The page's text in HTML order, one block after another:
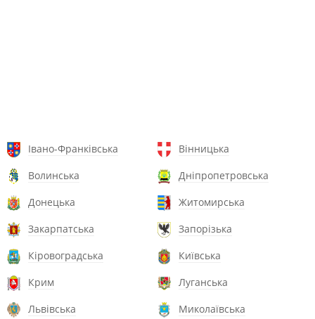
Івано-Франківська
Вінницька
Волинська
Дніпропетровська
Донецька
Житомирська
Закарпатська
Запорізька
Кіровоградська
Київська
Крим
Луганська
Львівська
Миколаївська